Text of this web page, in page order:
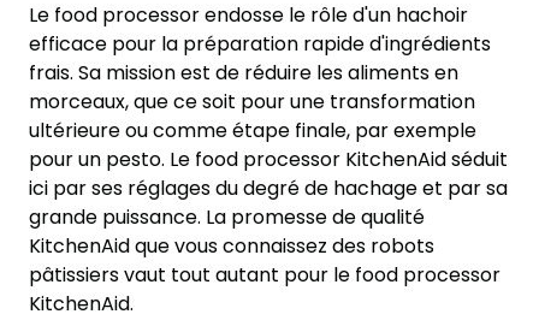
Le food processor endosse le rôle d'un hachoir
efficace pour la préparation rapide d'ingrédients
frais. Sa mission est de réduire les aliments en
morceaux, que ce soit pour une transformation
ultérieure ou comme étape finale, par exemple
pour un pesto. Le food processor KitchenAid séduit
ici par ses réglages du degré de hachage et par sa
grande puissance. La promesse de qualité
KitchenAid que vous connaissez des robots
pâtissiers vaut tout autant pour le food processor
KitchenAid.